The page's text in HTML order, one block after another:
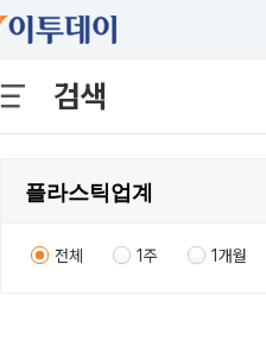
검색
전체 1주 1개월